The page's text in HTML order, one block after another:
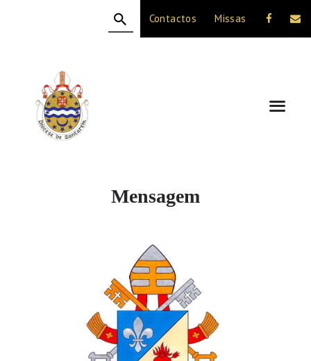
Contactos Missas
Mensagem
A DIOCESE
CELEBRAÇÃO
VIDA CRISTÃ
NOTÍCIAS